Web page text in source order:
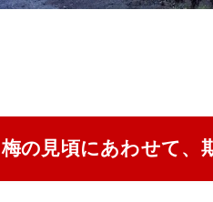
梅の見頃にあわせて、